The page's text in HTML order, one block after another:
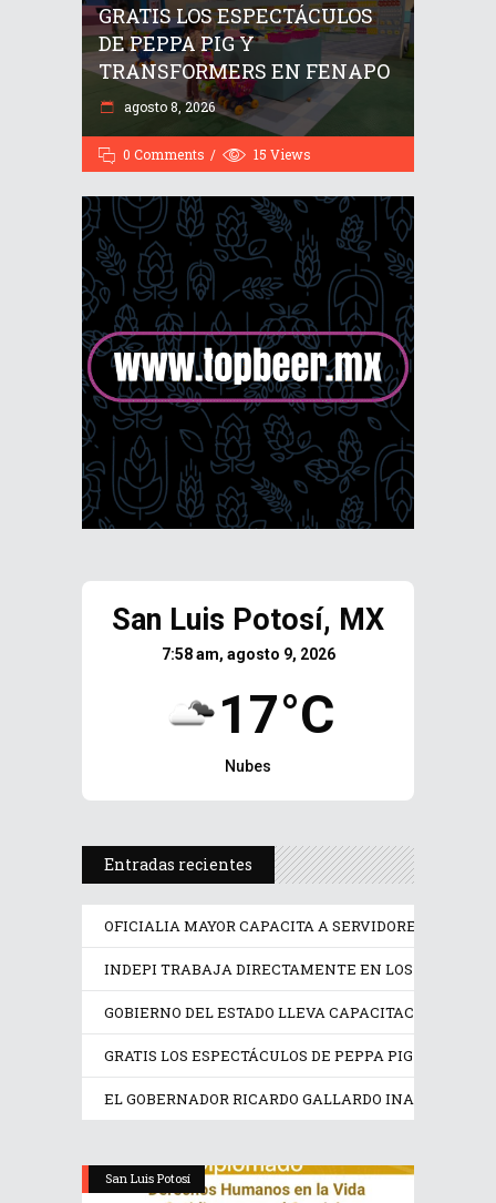
GRATIS LOS ESPECTÁCULOS
DE PEPPA PIG Y
TRANSFORMERS EN FENAPO
agosto 8, 2026
0 Comments 15 Views
San Luis Potosí, MX
7:58 am, agosto 9, 2026
17°C
Nubes
Entradas recientes
OFICIALIA MAYOR CAPACITA A SERVIDORES
INDEPI TRABAJA DIRECTAMENTE EN LOS
GOBIERNO DEL ESTADO LLEVA CAPACITACIÓN
GRATIS LOS ESPECTÁCULOS DE PEPPA PIG Y
EL GOBERNADOR RICARDO GALLARDO INAUGURA
San Luis Potosí